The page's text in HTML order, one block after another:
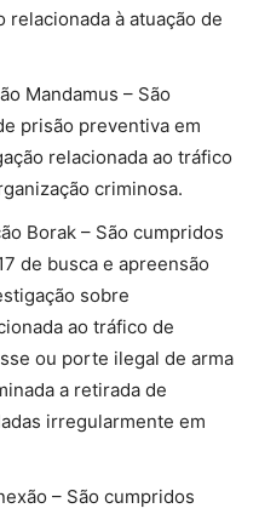
à atuação de
Mandamus – São
prisão preventiva em
relacionada ao tráfico
criminosa.
Borak – São cumpridos
de busca e apreensão
sobre
ao tráfico de
ou porte ilegal de arma
a retirada de
irregularmente em
– São cumpridos